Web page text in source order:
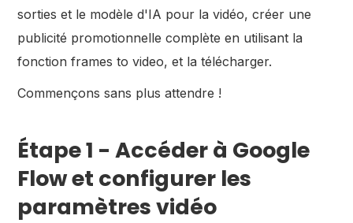
sorties et le modèle d'IA pour la vidéo, créer une
publicité promotionnelle complète en utilisant la
fonction frames to video, et la télécharger.
Commençons sans plus attendre !
Étape 1 - Accéder à Google
Flow et configurer les
paramètres vidéo